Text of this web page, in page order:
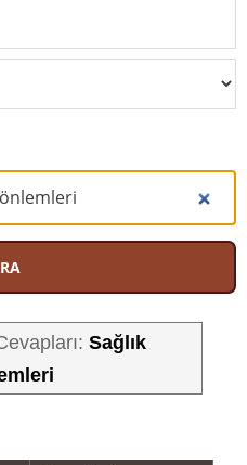
Sağlık